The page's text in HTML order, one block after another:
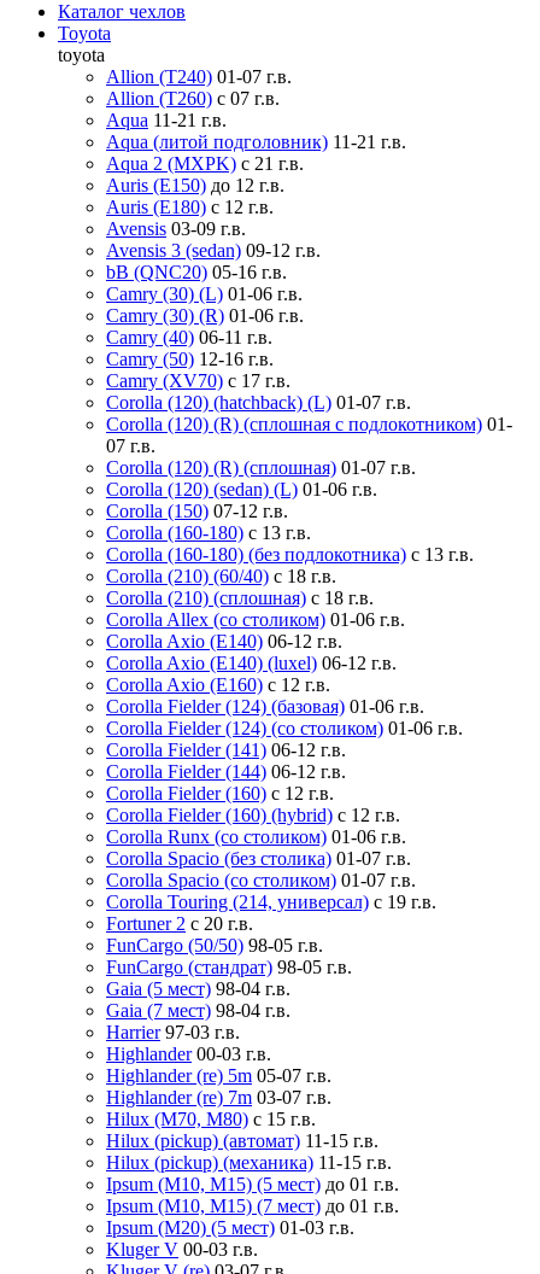
Каталог чехлов
Toyota
toyota
Allion (T240) 01-07 г.в.
Allion (T260) с 07 г.в.
Aqua 11-21 г.в.
Aqua (литой подголовник) 11-21 г.в.
Aqua 2 (MXPK) с 21 г.в.
Auris (E150) до 12 г.в.
Auris (E180) с 12 г.в.
Avensis 03-09 г.в.
Avensis 3 (sedan) 09-12 г.в.
bB (QNC20) 05-16 г.в.
Camry (30) (L) 01-06 г.в.
Camry (30) (R) 01-06 г.в.
Camry (40) 06-11 г.в.
Camry (50) 12-16 г.в.
Camry (XV70) с 17 г.в.
Corolla (120) (hatchback) (L) 01-07 г.в.
Corolla (120) (R) (сплошная с подлокотником) 01-
07 г.в.
Corolla (120) (R) (сплошная) 01-07 г.в.
Corolla (120) (sedan) (L) 01-06 г.в.
Corolla (150) 07-12 г.в.
Corolla (160-180) с 13 г.в.
Corolla (160-180) (без подлокотника) с 13 г.в.
Corolla (210) (60/40) с 18 г.в.
Corolla (210) (сплошная) с 18 г.в.
Corolla Allex (со столиком) 01-06 г.в.
Corolla Axio (E140) 06-12 г.в.
Corolla Axio (E140) (luxel) 06-12 г.в.
Corolla Axio (E160) с 12 г.в.
Corolla Fielder (124) (базовая) 01-06 г.в.
Corolla Fielder (124) (со столиком) 01-06 г.в.
Corolla Fielder (141) 06-12 г.в.
Corolla Fielder (144) 06-12 г.в.
Corolla Fielder (160) с 12 г.в.
Corolla Fielder (160) (hybrid) с 12 г.в.
Corolla Runx (со столиком) 01-06 г.в.
Corolla Spacio (без столика) 01-07 г.в.
Corolla Spacio (со столиком) 01-07 г.в.
Corolla Touring (214, универсал) с 19 г.в.
Fortuner 2 с 20 г.в.
FunCargo (50/50) 98-05 г.в.
FunCargo (стандрат) 98-05 г.в.
Gaia (5 мест) 98-04 г.в.
Gaia (7 мест) 98-04 г.в.
Harrier 97-03 г.в.
Highlander 00-03 г.в.
Highlander (re) 5m 05-07 г.в.
Highlander (re) 7m 03-07 г.в.
Hilux (M70, M80) с 15 г.в.
Hilux (pickup) (автомат) 11-15 г.в.
Hilux (pickup) (механика) 11-15 г.в.
Ipsum (M10, M15) (5 мест) до 01 г.в.
Ipsum (M10, M15) (7 мест) до 01 г.в.
Ipsum (M20) (5 мест) 01-03 г.в.
Kluger V 00-03 г.в.